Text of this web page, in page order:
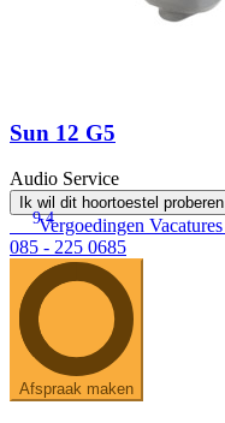
Sun 12 G5
Audio Service
Ik wil dit hoortoestel proberen
9.4
Vergoedingen Vacatures
085 - 225 0685
Afspraak maken